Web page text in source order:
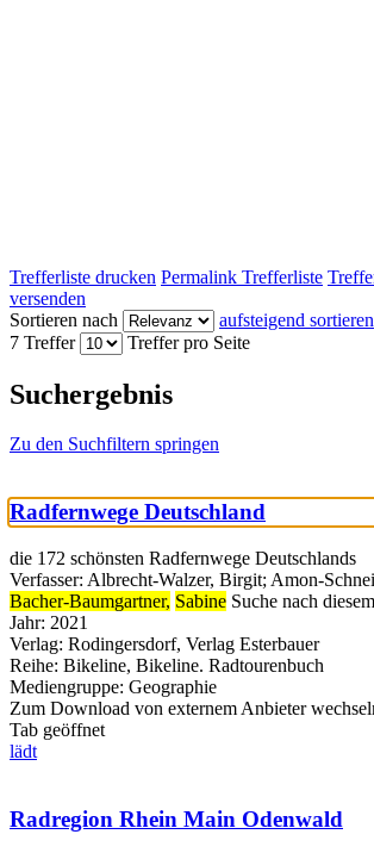
Trefferliste drucken Permalink Trefferliste
versenden
Sortieren nach
aufsteigend sortieren
7 Treffer
Treffer pro Seite
Suchergebnis
Zu den Suchfiltern springen
Radfernwege Deutschland
die 172 schönsten Radfernwege Deutschlands
Verfasser: Albrecht-Walzer, Birgit; Amon-
Bacher-Baumgartner, Sabine Suche nach
Jahr: 2021
Verlag: Rodingersdorf, Verlag Esterbauer
Reihe: Bikeline, Bikeline. Radtourenbuch
Mediengruppe: Geographie
Zum Download von externem Anbieter
Tab geöffnet
lädt
Radregion Rhein Main Odenwald